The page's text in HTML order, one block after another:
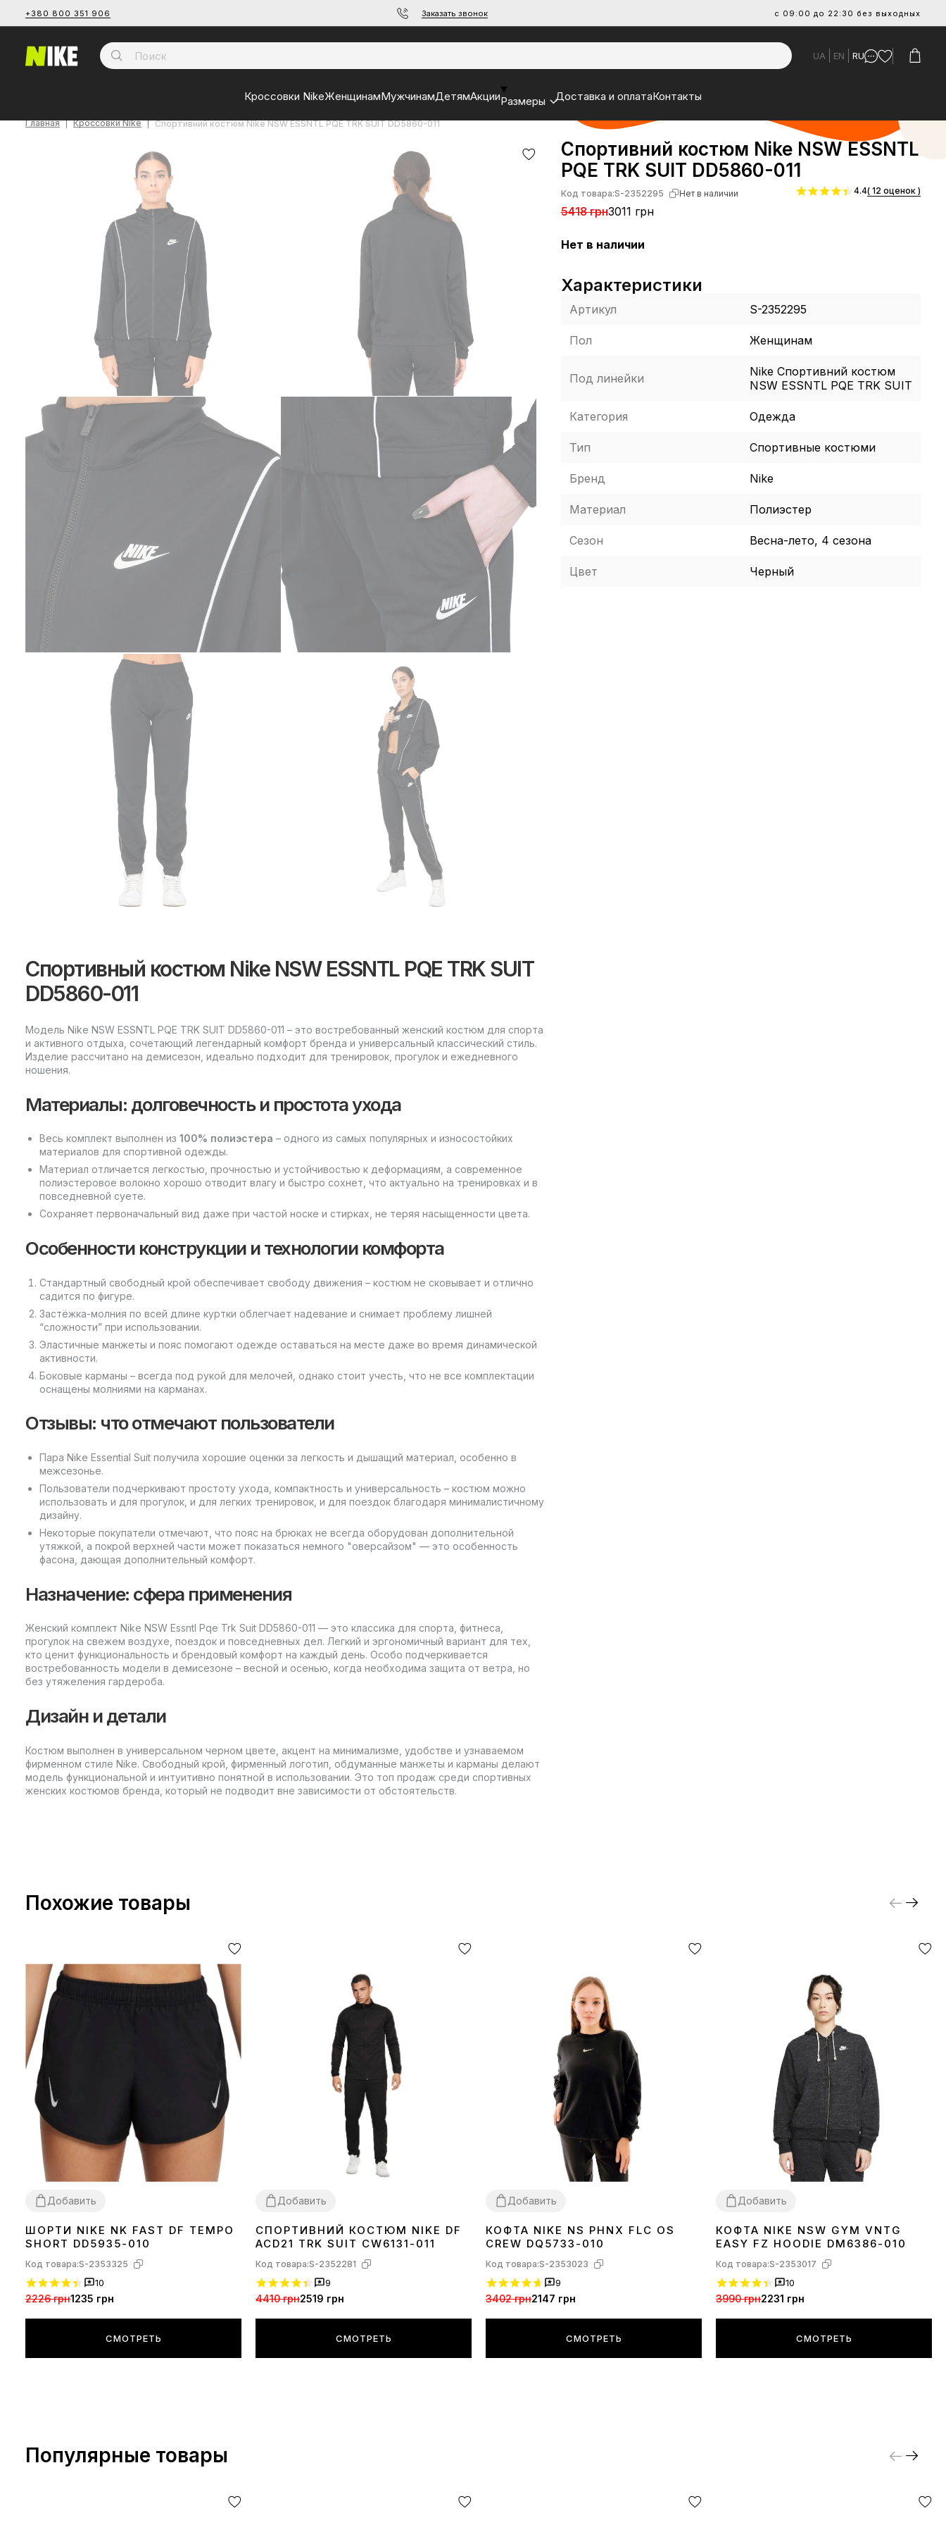
+380 800 351 906 Заказать звонок с 09:00 до 22:30 без выходных
UA EN RU
Кроссовки NikeЖенщинамМужчинамДетямАкцииРазмеры Доставка и оплатаКонтакты
Главная Кроссовки Nike Спортивний костюм Nike NSW ESSNTL PQE TRK SUIT DD5860-011
Спортивный костюм Nike NSW ESSNTL PQE TRK SUIT
DD5860-011
Модель Nike NSW ESSNTL PQE TRK SUIT DD5860-011 – это востребованный женский костюм для спорта
и активного отдыха, сочетающий легендарный комфорт бренда и универсальный классический стиль.
Изделие рассчитано на демисезон, идеально подходит для тренировок, прогулок и ежедневного
ношения.
Материалы: долговечность и простота ухода
Весь комплект выполнен из 100% полиэстера – одного из самых популярных и износостойких
материалов для спортивной одежды.
Материал отличается легкостью, прочностью и устойчивостью к деформациям, а современное
полиэстеровое волокно хорошо отводит влагу и быстро сохнет, что актуально на тренировках и в
повседневной суете.
Сохраняет первоначальный вид даже при частой носке и стирках, не теряя насыщенности цвета.
Особенности конструкции и технологии комфорта
Стандартный свободный крой обеспечивает свободу движения – костюм не сковывает и отлично
садится по фигуре.
Застёжка-молния по всей длине куртки облегчает надевание и снимает проблему лишней
“сложности” при использовании.
Эластичные манжеты и пояс помогают одежде оставаться на месте даже во время динамической
активности.
Боковые карманы – всегда под рукой для мелочей, однако стоит учесть, что не все комплектации
оснащены молниями на карманах.
Отзывы: что отмечают пользователи
Пара Nike Essential Suit получила хорошие оценки за легкость и дышащий материал, особенно в
межсезонье.
Пользователи подчеркивают простоту ухода, компактность и универсальность – костюм можно
использовать и для прогулок, и для легких тренировок, и для поездок благодаря минималистичному
дизайну.
Некоторые покупатели отмечают, что пояс на брюках не всегда оборудован дополнительной
утяжкой, а покрой верхней части может показаться немного "оверсайзом" — это особенность
фасона, дающая дополнительный комфорт.
Назначение: сфера применения
Женский комплект Nike NSW Essntl Pqe Trk Suit DD5860-011 — это классика для спорта, фитнеса,
прогулок на свежем воздухе, поездок и повседневных дел. Легкий и эргономичный вариант для тех,
кто ценит функциональность и брендовый комфорт на каждый день. Особо подчеркивается
востребованность модели в демисезоне – весной и осенью, когда необходима защита от ветра, но
без утяжеления гардероба.
Дизайн и детали
Костюм выполнен в универсальном черном цвете, акцент на минимализме, удобстве и узнаваемом
фирменном стиле Nike. Свободный крой, фирменный логотип, обдуманные манжеты и карманы делают
модель функциональной и интуитивно понятной в использовании. Это топ продаж среди спортивных
женских костюмов бренда, который не подводит вне зависимости от обстоятельств.
Спортивний костюм Nike NSW ESSNTL
PQE TRK SUIT DD5860-011
Код товара:S-2352295 Нет в наличии
5418 грн3011 грн
4.4( 12 оценок )
Нет в наличии
Характеристики
Артикул S-2352295
Пол Женщинам
Под линейки
Nike Спортивний костюм
NSW ESSNTL PQE TRK SUIT
Категория Одежда
Тип Спортивные костюми
Бренд Nike
Материал Полиэстер
Сезон Весна-лето, 4 сезона
Цвет Черный
Похожие товары
Добавить
SML
ШОРТИ NIKE NK FAST DF TEMPO
SHORT DD5935-010
Код товара:S-2353325
10
2226 грн1235 грн
СМОТРЕТЬ
Добавить
S
СПОРТИВНИЙ КОСТЮМ NIKE DF
ACD21 TRK SUIT CW6131-011
Код товара:S-2352281
9
4410 грн2519 грн
СМОТРЕТЬ
Добавить
XSS M
КОФТА NIKE NS PHNX FLC OS
CREW DQ5733-010
Код товара:S-2353023
9
3402 грн2147 грн
СМОТРЕТЬ
Добавить
XSS ML
КОФТА NIKE NSW GYM VNTG
EASY FZ HOODIE DM6386-010
Код товара:S-2353017
10
3990 грн2231 грн
СМОТРЕТЬ
Популярные товары